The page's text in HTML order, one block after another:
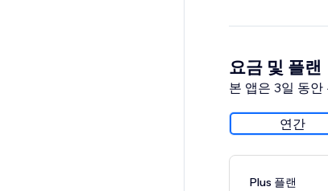
요금 및 플랜
본 앱은 3일 동안
연간
Plus 플랜